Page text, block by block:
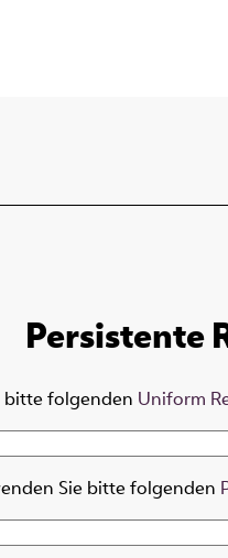
Persistente
bitte folgenden Uniform
Sie bitte folgenden